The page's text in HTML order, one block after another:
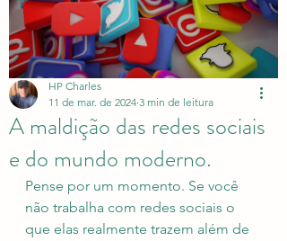
A maldição das redes sociais
e do mundo moderno.
HP Charles
11 de mar. de 2024 3 min de leitura
Pense por um momento. Se você
não trabalha com redes sociais o
que elas realmente trazem além de